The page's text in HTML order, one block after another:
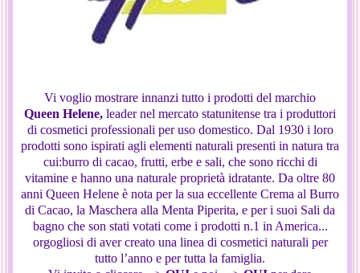
Vi voglio mostrare innanzi tutto i prodotti del marchio
Queen Helene, leader nel mercato statunitense tra i produttori
di cosmetici professionali per uso domestico. Dal 1930 i loro
prodotti sono ispirati agli elementi naturali presenti in natura tra
cui:burro di cacao, frutti, erbe e sali, che sono ricchi di
vitamine e hanno una naturale proprietà idratante. Da oltre 80
anni Queen Helene è nota per la sua eccellente Crema al Burro
di Cacao, la Maschera alla Menta Piperita, e per i suoi Sali da
bagno che son stati votati come i prodotti n.1 in America...
orgogliosi di aver creato una linea di cosmetici naturali per
tutto l’anno e per tutta la famiglia.